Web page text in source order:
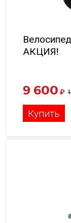
АКЦИЯ!
9 600 ₽
Купить